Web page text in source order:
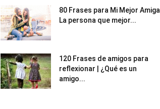
80 Frases para Mi Mejor Amiga |
La persona que mejor...
120 Frases de amigos para
reflexionar | ¿Qué es un
amigo...